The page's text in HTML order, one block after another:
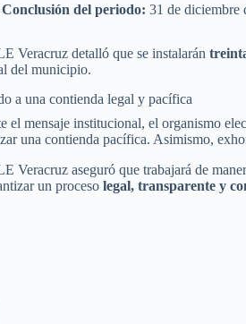
Conclusión del periodo: 31 de diciembre
Veracruz detalló que se instalarán
del municipio.
a una contienda legal y pacífica
el mensaje institucional, el organismo
una contienda pacífica. Asimismo,
Veracruz aseguró que trabajará de
un proceso legal, transparente y